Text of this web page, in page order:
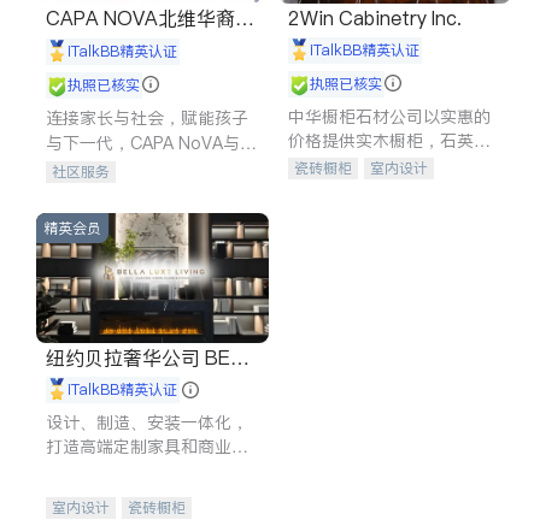
CAPA NOVA北维华裔家
长会iTalkBB精英认证
执照已核实
连接家长与社会，赋能孩子
与下一代，CAPA NoVA与您
携手建设包容、公平、充满
社区服务
2Win Cabinetry Inc.
iTalkBB精英认证
执照已核实
中华橱柜石材公司以实惠的
价格提供实木橱柜，石英石
台面，多种优质不锈钢水
瓷砖橱柜
室内设计
精英会员
纽约贝拉奢华公司 BELL
A LUXE
iTalkBB精英认证
设计、制造、安装一体化，
打造高端定制家具和商业空
室内设计
瓷砖橱柜